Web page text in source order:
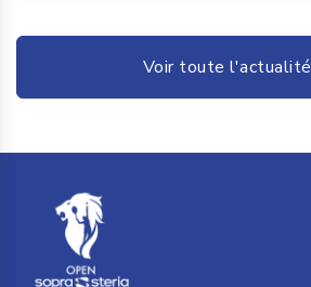
Voir toute l'actualité